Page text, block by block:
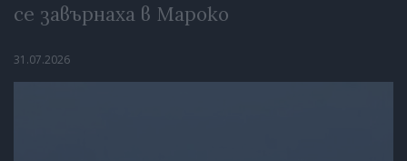
се завърнаха в Мароко
31.07.2026